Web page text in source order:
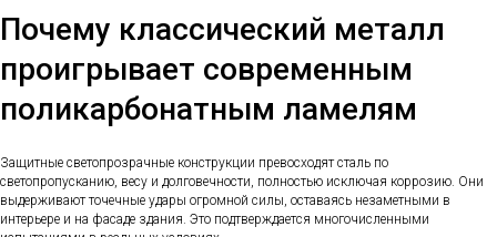
Почему классический металл
проигрывает современным
поликарбонатным ламелям
Защитные светопрозрачные конструкции превосходят сталь по
светопропусканию, весу и долговечности, полностью исключая коррозию. Они
выдерживают точечные удары огромной силы, оставаясь незаметными в
интерьере и на фасаде здания. Это подтверждается многочисленными